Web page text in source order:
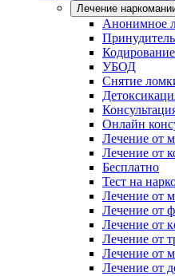
Лечение
Анонимное
УБОД
Снятие
Онлайн
Лечение от
Лечение от
Бесплатно
Тест на
Лечение от
Лечение от
Лечение от
Лечение от
Лечение от
Лечение от